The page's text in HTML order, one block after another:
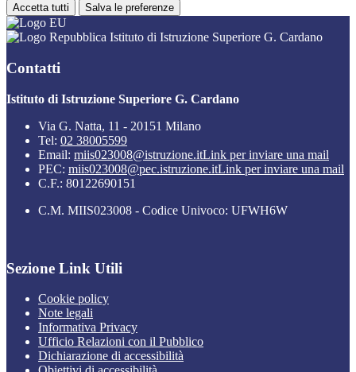
Accetta tutti Salva le preferenze
Istituto di Istruzione Superiore G. Cardano
Contatti
Istituto di Istruzione Superiore G. Cardano
Via G. Natta, 11 - 20151 Milano
Tel: 02 38005599
Email: miis023008@istruzione.itLink per inviare una mail
PEC: miis023008@pec.istruzione.itLink per inviare una mail
C.F.: 80122690151
C.M. MIIS023008 - Codice Univoco: UFWH6W
Sezione Link Utili
Cookie policy
Note legali
Informativa Privacy
Ufficio Relazioni con il Pubblico
Dichiarazione di accessibilità